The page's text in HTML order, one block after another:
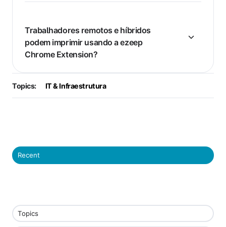
Trabalhadores remotos e híbridos
podem imprimir usando a ezeep
Chrome Extension?
Topics: IT & Infraestrutura
Recent
Topics